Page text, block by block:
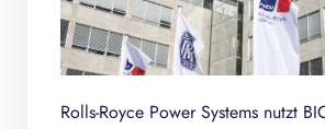
Rolls-Royce Power Systems nutzt